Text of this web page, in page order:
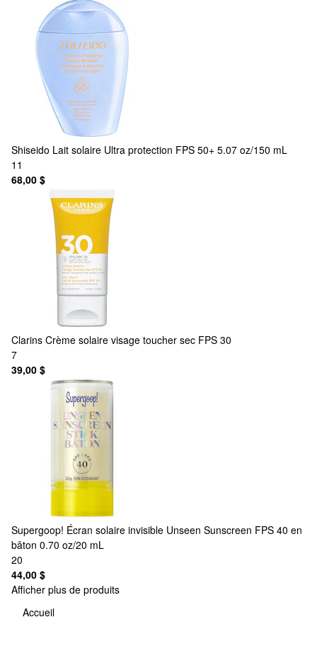
Shiseido Lait solaire Ultra protection FPS 50+ 5.07 oz/150 mL
11
68,00 $
Clarins Crème solaire visage toucher sec FPS 30
7
39,00 $
Supergoop! Écran solaire invisible Unseen Sunscreen FPS 40 en
bâton 0.70 oz/20 mL
20
44,00 $
Afficher plus de produits
Accueil